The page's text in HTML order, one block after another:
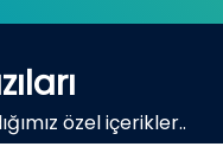
özel içerikler..